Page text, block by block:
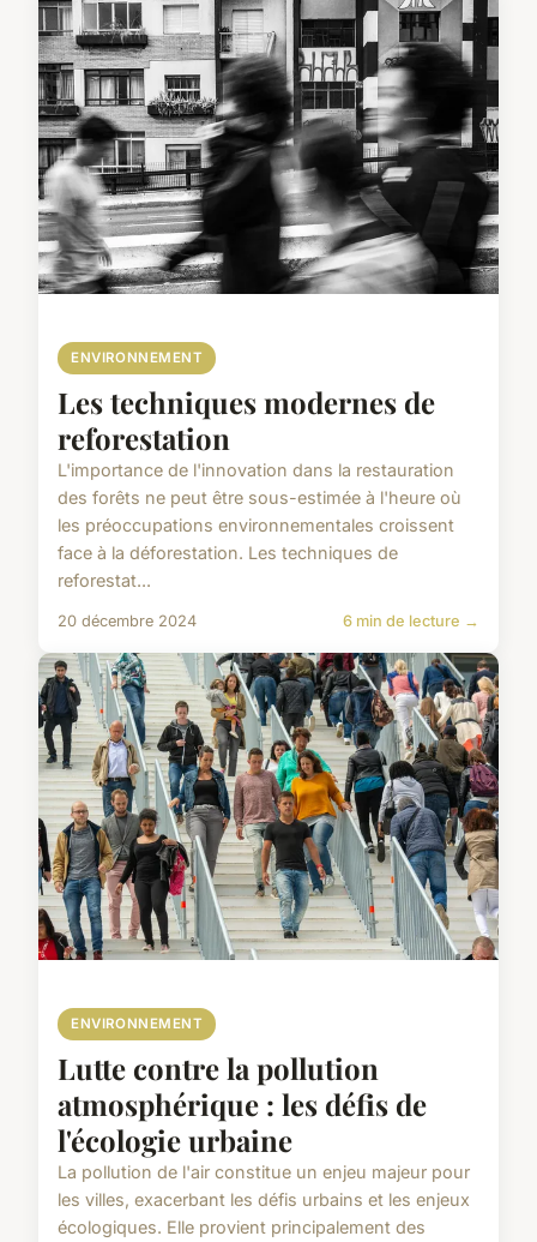
ENVIRONNEMENT
Les techniques modernes de
reforestation
L'importance de l'innovation dans la restauration
des forêts ne peut être sous-estimée à l'heure où
les préoccupations environnementales croissent
face à la déforestation. Les techniques de
reforestat...
20 décembre 2024 6 min de lecture →
ENVIRONNEMENT
Lutte contre la pollution
atmosphérique : les défis de
l'écologie urbaine
La pollution de l'air constitue un enjeu majeur pour
les villes, exacerbant les défis urbains et les enjeux
écologiques. Elle provient principalement des